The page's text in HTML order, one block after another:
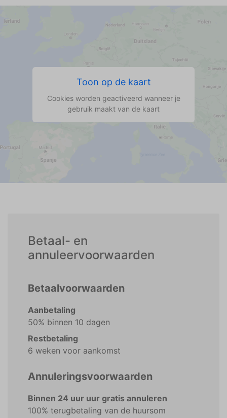
Toon op de kaart
Cookies worden geactiveerd wanneer je
gebruik maakt van de kaart
Betaal- en
annuleervoorwaarden
Betaalvoorwaarden
Aanbetaling
50% binnen 10 dagen
Restbetaling
6 weken voor aankomst
Annuleringsvoorwaarden
Binnen 24 uur uur gratis annuleren
100% terugbetaling van de huursom